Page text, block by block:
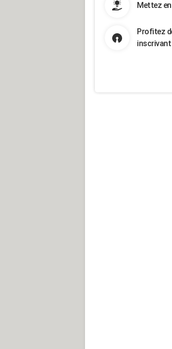
Mettez
Profitez
inscrivant